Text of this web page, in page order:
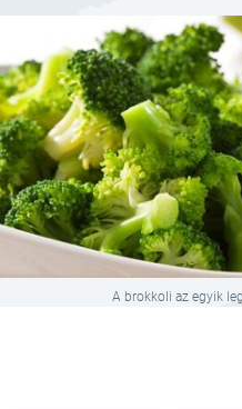
A brokkoli az egyik